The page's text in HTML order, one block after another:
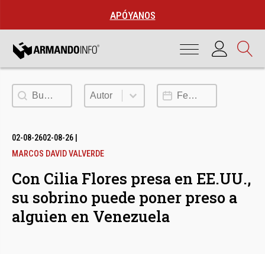
APÓYANOS
Buscar Autor
Autor Fecha de publicación
02-08-2602-08-26
MARCOS DAVID VALVERDE
Con Cilia Flores presa en EE.UU.,
su sobrino puede poner preso a
alguien en Venezuela